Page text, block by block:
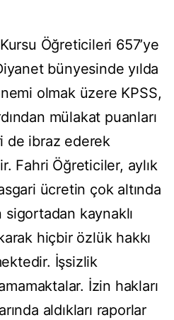
Öğreticileri 657ʼye
bünyesinde yılda
olmak üzere KPSS,
mülakat puanları
de ibraz ederek
Fahri Öğreticiler, aylık
ücretin çok altında
sigortadan kaynaklı
hiçbir özlük hakkı
İşsizlik
İzin hakları
aldıkları raporlar